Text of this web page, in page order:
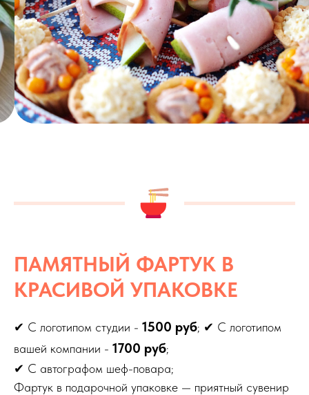
ПАМЯТНЫЙ ФАРТУК В
КРАСИВОЙ УПАКОВКЕ
✔ С логотипом студии - 1500 руб; ✔ С логотипом
вашей компании - 1700 руб;
✔ С автографом шеф-повара;
Фартук в подарочной упаковке — приятный сувенир